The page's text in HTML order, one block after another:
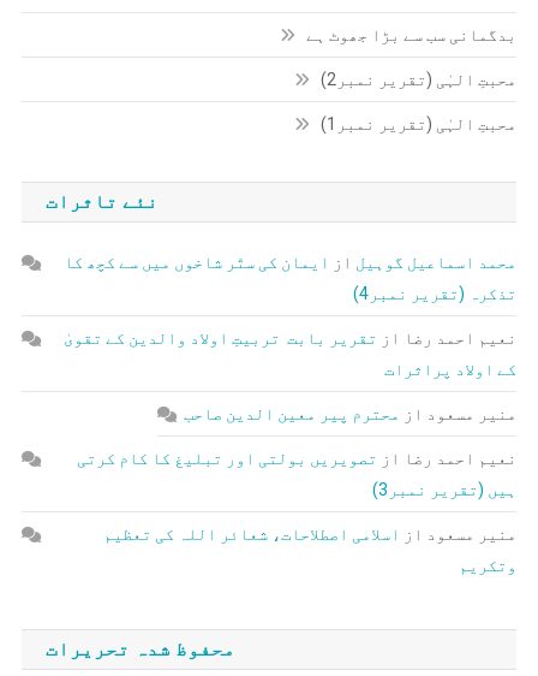
بدگمانی سب سے بڑا جھوٹ ہے
محبتِ الہٰی (تقریر نمبر2)
محبتِ الہٰی (تقریر نمبر1)
نئے تاثرات
محمد اسماعیل گوہیل از
ایمان کی ستّر شاخوں میں سے کچھ کا
تذکرہ (تقریر نمبر4)
نعیم احمد رضا از تقریر بابت تربیتِ اولاد والدین کے تقویٰ
کے اولاد پراثرات
منیر مسعود از محترم پیر معین الدین صاحب
نعیم احمد رضا از تصویریں بولتی اور تبلیغ کا کام کرتی
ہیں (تقریر نمبر3)
منیر مسعود از
اسلامی اصطلاحات، شعائر اللہ کی تعظیم
وتکریم
محفوظ شدہ تحریرات